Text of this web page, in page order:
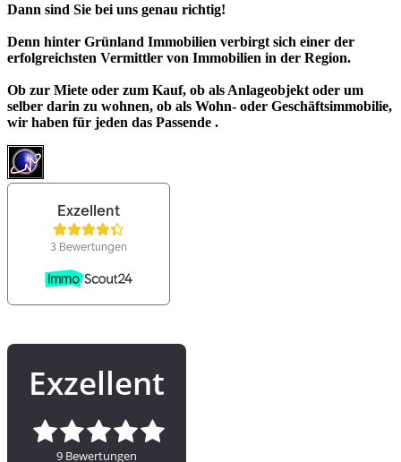
Dann sind Sie bei uns genau richtig!
Denn hinter Grünland Immobilien verbirgt sich einer der
erfolgreichsten Vermittler von Immobilien in der Region.
Ob zur Miete oder zum Kauf, ob als Anlageobjekt oder um
selber darin zu wohnen, ob als Wohn- oder Geschäftsimmobilie,
wir haben für jeden das Passende .